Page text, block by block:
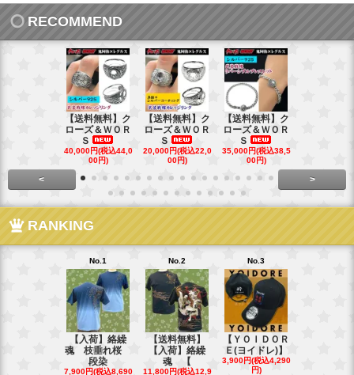
RECOMMEND
【送料無料】ク
ローズ＆ＷＯＲ
Ｓ
40,000円(税込44,0
00円)
【送料無料】ク
ローズ＆ＷＯＲ
Ｓ
20,000円(税込22,0
00円)
【送料無料】ク
ローズ＆ＷＯＲ
Ｓ
35,000円(税込38,5
00円)
< >
RANKING
No.1
【入荷】絡繰
魂 枝垂れ桜
段染
7,900円(税込8,690
No.2
【送料無料】
【入荷】絡繰
魂 【
11,800円(税込12,9
No.3
【ＹＯＩＤＯＲ
Ｅ(ヨイドレ)】
3,900円(税込4,290
円)